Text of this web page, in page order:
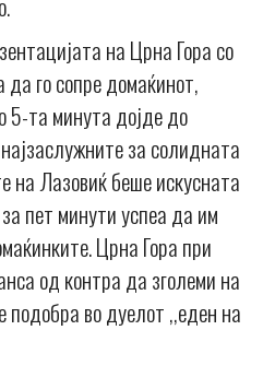
на Црна Гора со
го сопре домаќинот,
5-та минута дојде до
за солидната
на Лазовиќ беше искусната
пет минути успеа да им
Црна Гора при
од контра да зголеми на
во дуелот ,,еден на